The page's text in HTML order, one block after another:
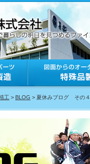
工 > BLOG > 夏休みブログ その４